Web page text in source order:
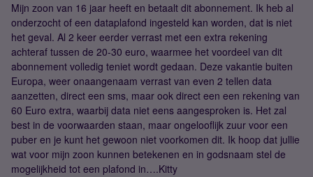
Mijn zoon van 16 jaar heeft en betaalt dit abonnement. Ik heb al
onderzocht of een dataplafond ingesteld kan worden, dat is niet
het geval. Al 2 keer eerder verrast met een extra rekening
achteraf tussen de 20-30 euro, waarmee het voordeel van dit
abonnement volledig teniet wordt gedaan. Deze vakantie buiten
Europa, weer onaangenaam verrast van even 2 tellen data
aanzetten, direct een sms, maar ook direct een een rekening van
60 Euro extra, waarbij data niet eens aangesproken is. Het zal
best in de voorwaarden staan, maar ongelooflijk zuur voor een
puber en je kunt het gewoon niet voorkomen dit. Ik hoop dat jullie
wat voor mijn zoon kunnen betekenen en in godsnaam stel de
mogelijkheid tot een plafond in….Kitty